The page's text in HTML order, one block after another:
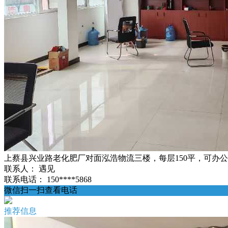
上蔡县兴业路老化肥厂对面泓浩物流三楼，每层150平，可办
联系人：
遇见
联系电话：
150****5868
微信扫一扫查看电话
推荐信息